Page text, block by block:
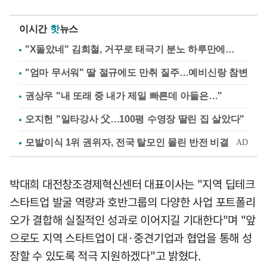
이시간 핫뉴스
"X돌았네" 김희철, 거꾸로 태극기 분노 하루만에…
"엄마 무서워" 딸 절규에도 만취 질주…예비신랑 참변
권상우 "내 또래 중 내가 제일 빠른데 아들은…"
오지헌 "일타강사 父…100평 수영장 딸린 집 살았다"
박대희 대전창조경제혁신센터 대표이사는 "지역 딥테크
스타트업 발굴 역량과 호반그룹의 다양한 사업 포트폴리
오가 결합해 실질적인 성과로 이어지길 기대한다"며 "앞
으로도 지역 스타트업이 대·중견기업과 협업을 통해 성
장할 수 있도록 적극 지원하겠다"고 밝혔다.